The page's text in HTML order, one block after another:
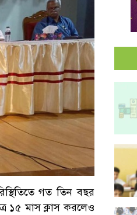
গত তিন বছর
১৫ মাস ক্লাস করলেও